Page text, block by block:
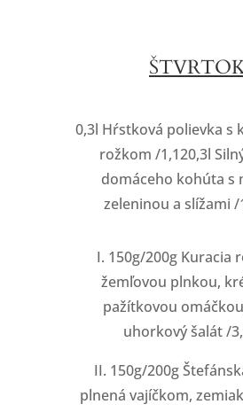
0,3l Hŕstková polievka s
rožkom /1,120,3l
domáceho kohúta s
zeleninou a slížami /
I. 150g/200g Kuracia
žemľovou plnkou,
pažítkovou
uhorkový šalát /
II. 150g/200g
plnená vajíčkom,